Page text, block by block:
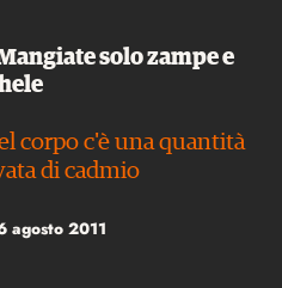
solo zampe e
corpo c'è una quantità
di cadmio
agosto 2011